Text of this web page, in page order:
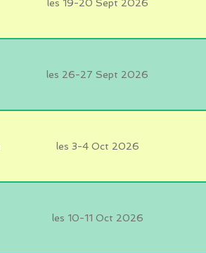
les 19-20 Sept 2026
les 26-27 Sept 2026
les 3-4 Oct 2026
les 10-11 Oct 2026